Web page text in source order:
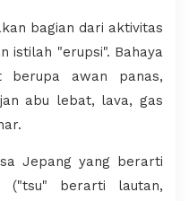
bagian dari aktivitas
istilah "erupsi". Bahaya
berupa awan panas,
abu lebat, lava, gas
Jepang yang berarti
("tsu" berarti lautan,